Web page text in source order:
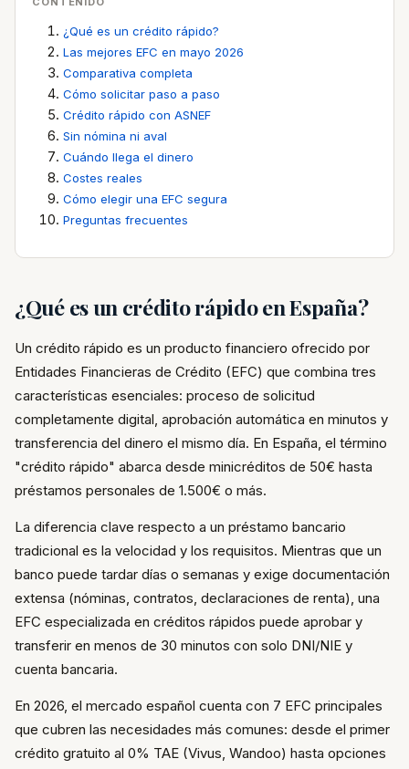
¿Qué es un crédito rápido?
Las mejores EFC en mayo 2026
Comparativa completa
Cómo solicitar paso a paso
Crédito rápido con ASNEF
Sin nómina ni aval
Cuándo llega el dinero
Costes reales
Cómo elegir una EFC segura
Preguntas frecuentes
¿Qué es un crédito rápido en España?
Un crédito rápido es un producto financiero ofrecido por
Entidades Financieras de Crédito (EFC) que combina tres
características esenciales: proceso de solicitud
completamente digital, aprobación automática en minutos y
transferencia del dinero el mismo día. En España, el término
"crédito rápido" abarca desde minicréditos de 50€ hasta
préstamos personales de 1.500€ o más.
La diferencia clave respecto a un préstamo bancario
tradicional es la velocidad y los requisitos. Mientras que un
banco puede tardar días o semanas y exige documentación
extensa (nóminas, contratos, declaraciones de renta), una
EFC especializada en créditos rápidos puede aprobar y
transferir en menos de 30 minutos con solo DNI/NIE y
cuenta bancaria.
En 2026, el mercado español cuenta con 7 EFC principales
que cubren las necesidades más comunes: desde el primer
crédito gratuito al 0% TAE (Vivus, Wandoo) hasta opciones